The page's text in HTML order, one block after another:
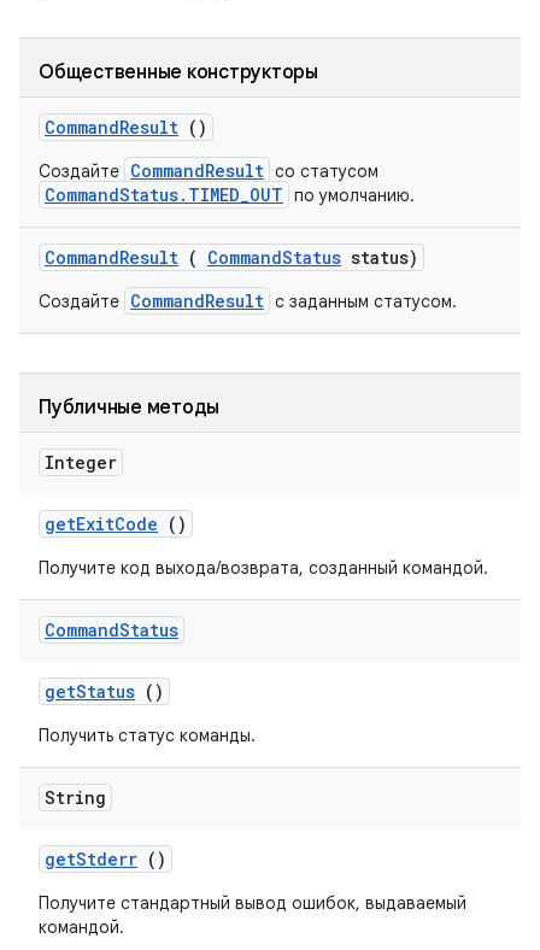
Общественные конструкторы
CommandResult ()
Создайте CommandResult со статусом
CommandStatus.TIMED_OUT по умолчанию.
CommandResult ( CommandStatus status)
Создайте CommandResult с заданным статусом.
Публичные методы
Integer
getExitCode ()
Получите код выхода/возврата, созданный командой.
CommandStatus
getStatus ()
Получить статус команды.
String
getStderr ()
Получите стандартный вывод ошибок, выдаваемый
командой.